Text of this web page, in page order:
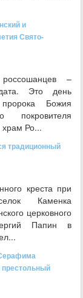
и
Свято-
–
Это день
Божия
покровителя
храм Ро...
традиционный
креста при
Каменка
церковного
Папин в